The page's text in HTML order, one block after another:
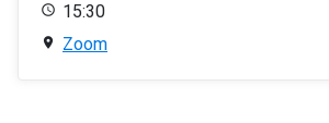
15:30
Zoom